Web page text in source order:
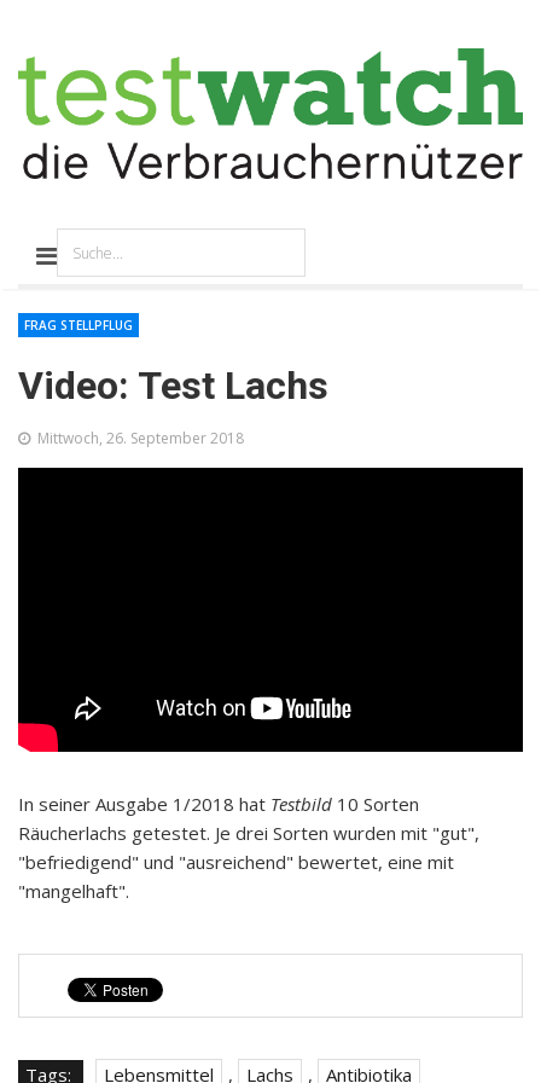
Video: Test Lachs
FRAG STELLPFLUG
Mittwoch, 26. September 2018
In seiner Ausgabe 1/2018 hat Testbild 10 Sorten
Räucherlachs getestet. Je drei Sorten wurden mit "gut",
"befriedigend" und "ausreichend" bewertet, eine mit
"mangelhaft".
Tags: Lebensmittel , Lachs , Antibiotika